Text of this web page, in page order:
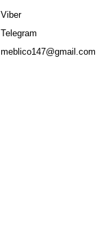
Viber
Telegram
meblico147@gmail.com